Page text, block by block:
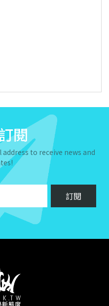
閱
to receive news and